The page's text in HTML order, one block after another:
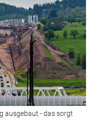
ausgebaut - das sorgt